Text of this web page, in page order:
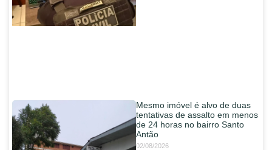
Mesmo imóvel é alvo de duas
tentativas de assalto em menos
de 24 horas no bairro Santo
Antão
02/08/2026